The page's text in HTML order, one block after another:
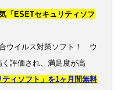
「ESETセキュリティソフ
ウイルス対策ソフト！ ウ
評価され、満足度が高
ィソフト」を1ヶ月間無料